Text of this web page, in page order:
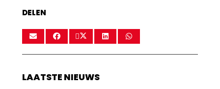
DELEN
LAATSTE NIEUWS